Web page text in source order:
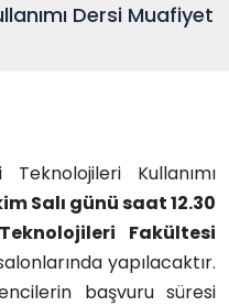
Dersi Muafiyet
Kullanımı
Salı günü saat 12.30
Fakültesi
yapılacaktır.
başvuru süresi